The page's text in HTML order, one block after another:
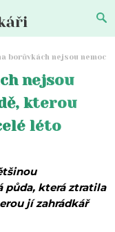
borůvkách nejsou nemoc.
nejsou
kterou
léto
půda, která ztratila
jí zahrádkář